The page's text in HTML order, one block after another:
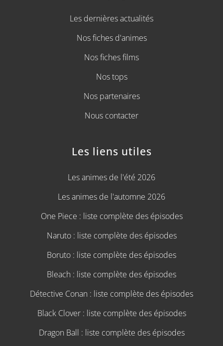
Les dernières actualités
Nos fiches d'animes
Nos fiches films
Nos tops
Nos partenaires
Nous contacter
Les liens utiles
Les animes de l'été 2026
Les animes de l'automne 2026
One Piece : liste complète des épisodes
Naruto : liste complète des épisodes
Boruto : liste complète des épisodes
Bleach : liste complète des épisodes
Détective Conan : liste complète des épisodes
Black Clover : liste complète des épisodes
Dragon Ball : liste complète des épisodes